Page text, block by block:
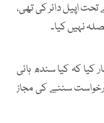
پی سی بی میں سیکشن 37 کے تحت اپیل دائر کی تھی،
نہیں کیا۔
کہ کیا سندھ ہائی
سننے کی مجاز